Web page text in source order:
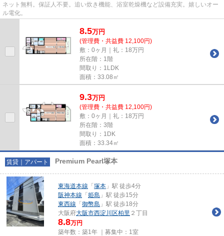
ネット無料。保証人不要。追い炊き機能、浴室乾燥機など設備充実。嬉しいオー
ル電化。
8.5万円
(管理費・共益費 12,100円)
敷：0ヶ月｜礼：18万円
所在階：1階
間取り：1LDK
面積：33.08㎡
9.3万円
(管理費・共益費 12,100円)
敷：0ヶ月｜礼：18万円
所在階：3階
間取り：1DK
面積：33.34㎡
賃貸｜アパート Premium Pearl塚本
東海道本線 「 塚本 」駅 徒歩4分
阪神本線 「 姫島 」駅 徒歩15分
東西線 「 御幣島 」駅 徒歩18分
大阪府大阪市西淀川区柏里 ２丁目
8.8万円
築年数：築1年 ｜募集中： 1室